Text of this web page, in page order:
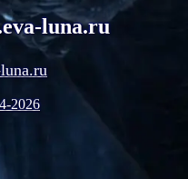
luna.ru
2026